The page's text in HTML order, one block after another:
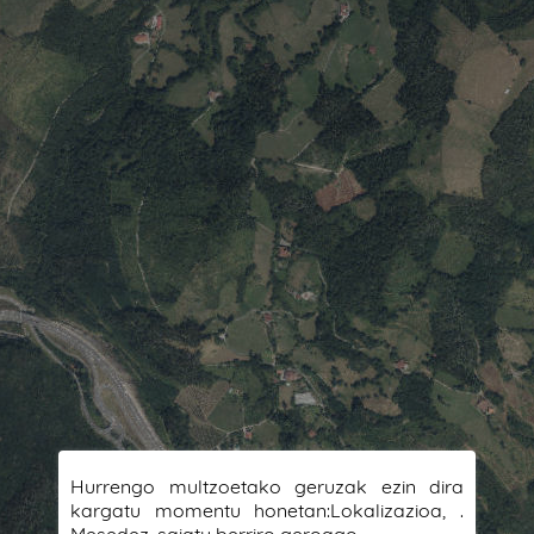
Hurrengo multzoetako geruzak ezin dira
kargatu momentu honetan:Lokalizazioa, .